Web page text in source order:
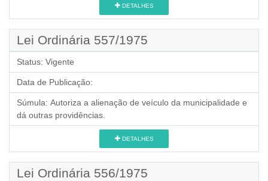
DETALHES
Lei Ordinária 557/1975
Status: Vigente
Data de Publicação:
Súmula: Autoriza a alienação de veículo da municipalidade e
dá outras providências.
DETALHES
Lei Ordinária 556/1975